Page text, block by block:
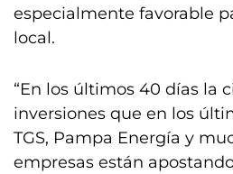
especialmente favorable
local.
“En los últimos 40 días la
inversiones que en los
TGS, Pampa Energía y
empresas están